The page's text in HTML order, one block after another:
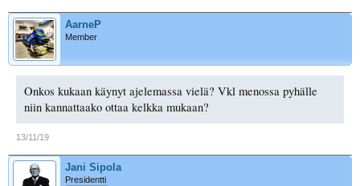
AarneP
Member
Onkos kukaan käynyt ajelemassa vielä? Vkl menossa pyhälle
niin kannattaako ottaa kelkka mukaan?
13/11/19
Jani Sipola
Presidentti